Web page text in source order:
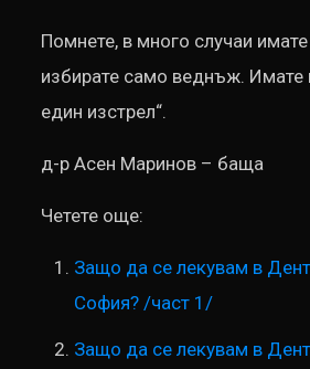
Помнете, в много случаи
избирате само веднъж. Имате
един изстрел“.
д-р Асен Маринов – баща
Четете още:
Защо да се лекувам в
София? /част 1/
Защо да се лекувам в